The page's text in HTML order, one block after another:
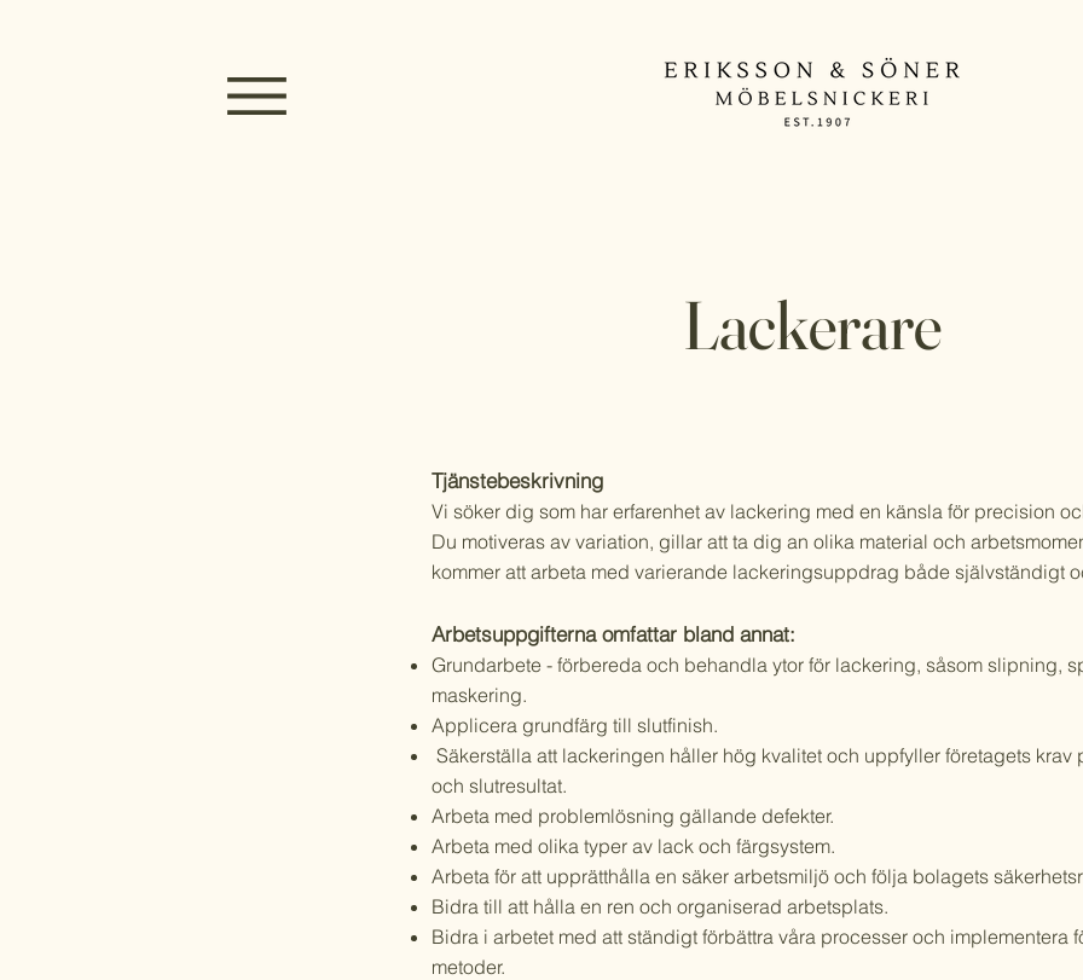
Lackerare
Tjänstebeskrivning
Vi söker dig som har erfarenhet av lackering med en känsla för precision
Du motiveras av variation, gillar att ta dig an olika material och
kommer att arbeta med varierande lackeringsuppdrag både självständigt
Arbetsuppgifterna omfattar bland annat:
Grundarbete - förbereda och behandla ytor för lackering, såsom slipning,
maskering.
Applicera grundfärg till slutfinish.
Säkerställa att lackeringen håller hög kvalitet och uppfyller företagets krav
och slutresultat.
Arbeta med problemlösning gällande defekter.
Arbeta med olika typer av lack och färgsystem.
Arbeta för att upprätthålla en säker arbetsmiljö och följa bolagets
Bidra till att hålla en ren och organiserad arbetsplats.
Bidra i arbetet med att ständigt förbättra våra processer och implementera
metoder.